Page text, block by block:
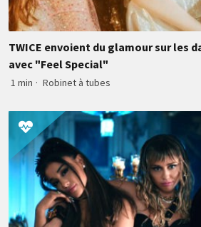
TWICE envoient du glamour sur les
avec "Feel Special"
1 min · Robinet à tubes